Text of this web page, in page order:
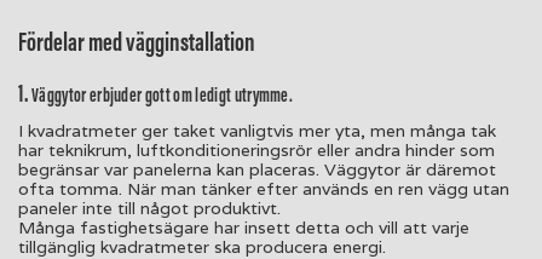
Fördelar med vägginstallation
1.Väggytor erbjuder gott om ledigt utrymme.
I kvadratmeter ger taket vanligtvis mer yta, men många tak
har teknikrum, luftkonditioneringsrör eller andra hinder som
begränsar var panelerna kan placeras. Väggytor är däremot
ofta tomma. När man tänker efter används en ren vägg utan
paneler inte till något produktivt.
Många fastighetsägare har insett detta och vill att varje
tillgänglig kvadratmeter ska producera energi.